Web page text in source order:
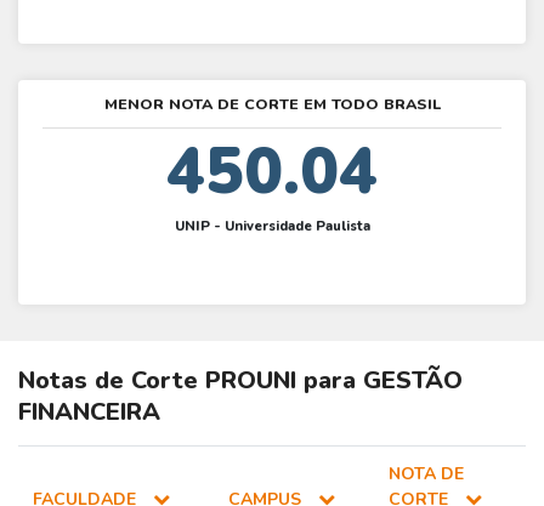
MENOR NOTA DE CORTE EM TODO BRASIL
450.04
UNIP - Universidade Paulista
Notas de Corte PROUNI para GESTÃO
FINANCEIRA
FACULDADE CAMPUS
NOTA DE
CORTE